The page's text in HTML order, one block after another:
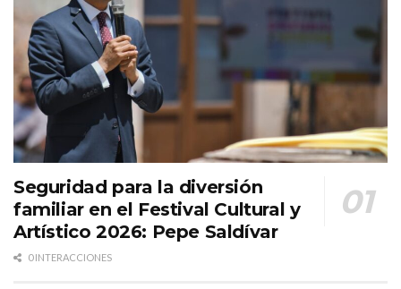
Seguridad para la diversión
familiar en el Festival Cultural y
Artístico 2026: Pepe Saldívar
0 INTERACCIONES